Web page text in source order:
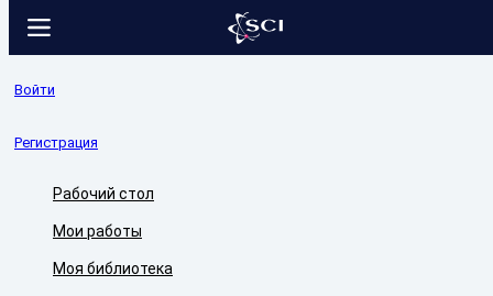
Войти
Регистрация
Рабочий стол
Мои работы
Моя библиотека